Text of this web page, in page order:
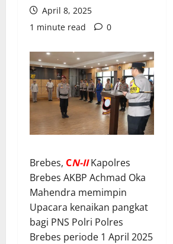
April 8, 2025
1 minute read
0
Brebes, CN-II Kapolres
Brebes AKBP Achmad Oka
Mahendra memimpin
Upacara kenaikan pangkat
bagi PNS Polri Polres
Brebes periode 1 April 2025